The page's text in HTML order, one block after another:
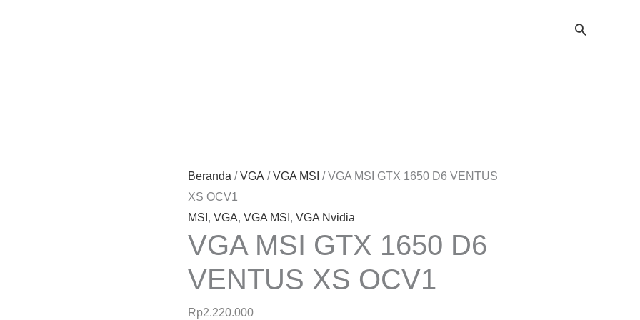
Cari
Beranda /VGA /VGA MSI / VGA MSI GTX 1650 D6 VENTUS
XS OCV1
MSI ,VGA,VGA MSI ,VGA Nvidia
VGA MSI GTX 1650 D6
VENTUS XS OCV1
Rp2.220.000